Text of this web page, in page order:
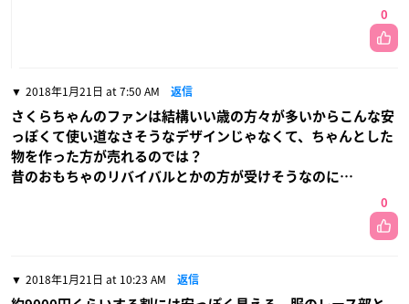
0
2018年1月21日 at 7:50 AM 返信
さくらちゃんのファンは結構いい歳の方々が多いからこんな安
っぽくて使い道なさそうなデザインじゃなくて、ちゃんとした
物を作った方が売れるのでは？
昔のおもちゃのリバイバルとかの方が受けそうなのに…
0
2018年1月21日 at 10:23 AM 返信